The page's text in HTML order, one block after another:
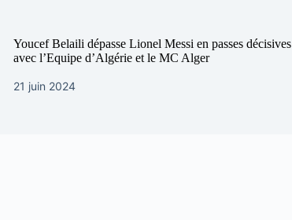
Youcef Belaili dépasse Lionel Messi en passes décisives
avec l’Equipe d’Algérie et le MC Alger
21 juin 2024